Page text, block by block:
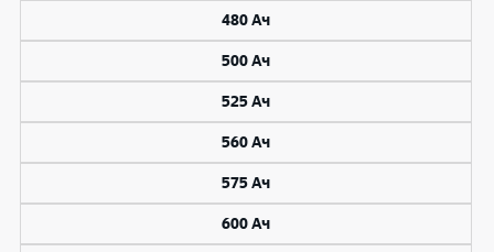
480 Ач
500 Ач
525 Ач
560 Ач
575 Ач
600 Ач